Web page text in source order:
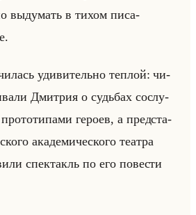
вы­ду­мать в тихом пи­са­
уди­ви­тельно теп­лой: чи­
Дмит­рия о судьбах со­слу­
ге­ро­ев, а пред­ста­
ака­де­ми­че­ско­го те­ат­ра
спек­такль по его по­ве­сти